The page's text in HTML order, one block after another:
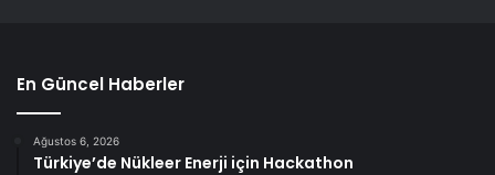
En Güncel Haberler
Ağustos 6, 2026
Türkiye’de Nükleer Enerji için Hackathon